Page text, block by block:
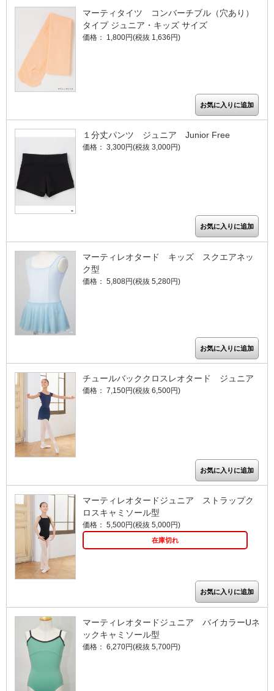
マーティタイツ コンバーチブル（穴あり）
タイプ ジュニア・キッズ サイズ
価格： 1,800円(税抜 1,636円)
１分丈パンツ ジュニア Junior Free
価格： 3,300円(税抜 3,000円)
マーティレオタード キッズ スクエアネッ
ク型
価格： 5,808円(税抜 5,280円)
チュールバッククロスレオタード ジュニア
価格： 7,150円(税抜 6,500円)
マーティレオタードジュニア ストラップク
ロスキャミソール型
価格： 5,500円(税抜 5,000円)
在庫切れ
マーティレオタードジュニア バイカラーUネ
ックキャミソール型
価格： 6,270円(税抜 5,700円)